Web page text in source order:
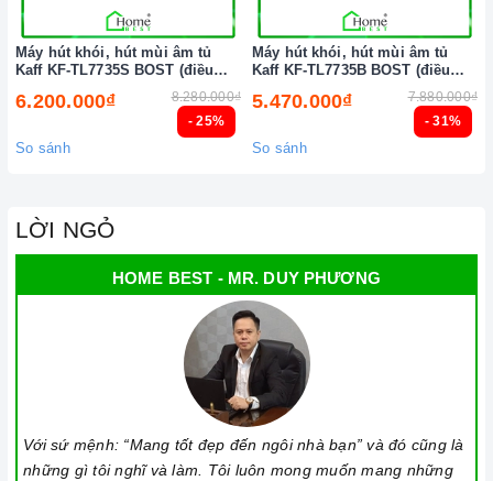
sản phẩm.
Vận chuyển lắp đặt nhanh chóng:Đội ngũ tư vấn viên,
nhân viên và kỹ thuật viên chuyên nghiệp, tận tâm sẽ đồng
hành cùng quý khách trong quá trình mua sắm và sử dụng
, chúng tôi tự hào cung cấp đến khách hàng
máy hút khói KAFF nổi tiếng, cam kết về
chất lượng và nguồn gốc sản phẩm chính hãng. Chúng tôi tự
tin mang đến cho quý khách hàng dịch vụ chăm sóc khách
hàng tận tâm và chính sách bảo hành, hậu mãi chuyên nghiệp
- 25%
Máy hút khói, hút mùi âm tủ
Kaff KF-TL7735S BOST (điều
khiển cảm biến vẫy tay)
6.200.000₫ 8.280.000₫
So sánh
- 31%
Máy hút khói, hút mùi âm tủ
Kaff KF-TL7735B BOST (điều
khiển cảm biến vẫy tay)
5.470.000₫ 7.880.000₫
So sánh
LỜI NGỎ
HOME BEST - MR. DUY PHƯƠNG
Với sứ mệnh: “Mang tốt đẹp đến ngôi nhà bạn” và đó cũng là
những gì tôi nghĩ và làm. Tôi luôn mong muốn mang những